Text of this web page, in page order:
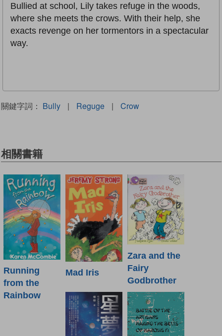
Bullied at school, Lily takes refuge in the woods,
where she meets the crows. With their help, she
exacts revenge on her tormentors in a spectacular
way.
關鍵字詞： Bully | Reguge | Crow
相關書籍
Running
from the
Rainbow
Mad Iris
Zara and the
Fairy
Godbrother